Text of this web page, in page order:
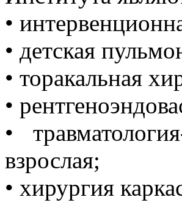
•
• детская
• торакальная
•
•
взрослая;
• хирургия